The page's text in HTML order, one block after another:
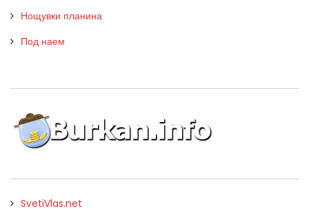
Нощувки планина
Под наем
SvetiVlas.net